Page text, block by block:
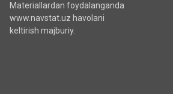
Materiallardan foydalanganda
www.navstat.uz havolani
keltirish majburiy.